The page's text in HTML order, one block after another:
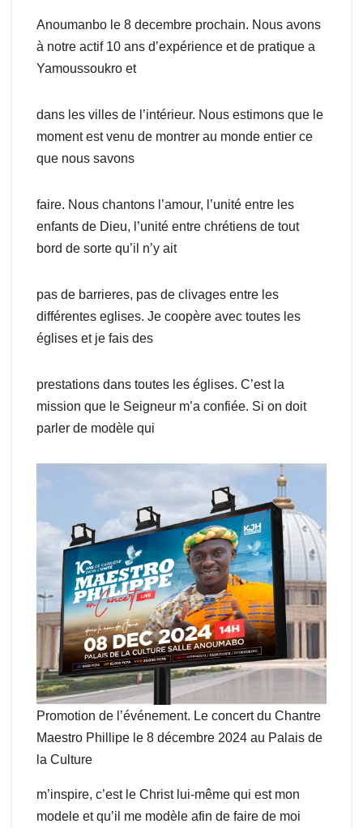
Anoumanbo le 8 decembre prochain. Nous avons
à notre actif 10 ans d’expérience et de pratique a
Yamoussoukro et
dans les villes de l’intérieur. Nous estimons que le
moment est venu de montrer au monde entier ce
que nous savons
faire. Nous chantons l’amour, l’unité entre les
enfants de Dieu, l’unité entre chrétiens de tout
bord de sorte qu’il n’y ait
pas de barrieres, pas de clivages entre les
différentes eglises. Je coopère avec toutes les
églises et je fais des
prestations dans toutes les églises. C’est la
mission que le Seigneur m’a confiée. Si on doit
parler de modèle qui
Promotion de l’événement. Le concert du Chantre
Maestro Phillipe le 8 décembre 2024 au Palais de
la Culture
m’inspire, c’est le Christ lui-même qui est mon
modele et qu’il me modèle afin de faire de moi